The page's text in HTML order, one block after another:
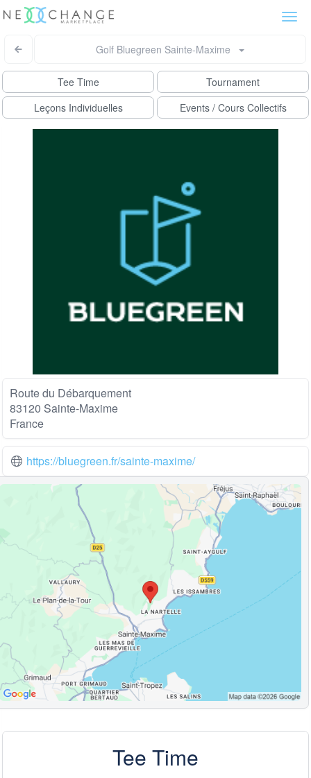
Golf Bluegreen Sainte-Maxime
Tee Time
Tournament
Leçons Individuelles
Events / Cours Collectifs
Route du Débarquement
83120 Sainte-Maxime
France
https://bluegreen.fr/sainte-maxime/
Tee Time